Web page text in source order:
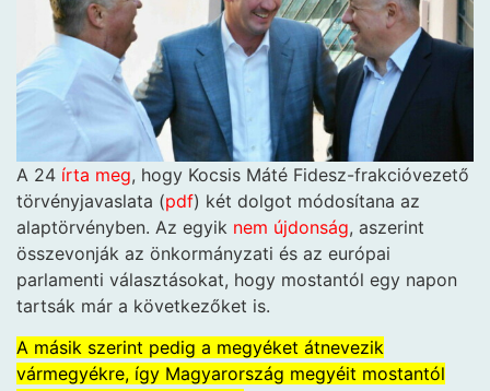
A 24 írta meg, hogy Kocsis Máté Fidesz-frakcióvezető
törvényjavaslata (pdf) két dolgot módosítana az
alaptörvényben. Az egyik nem újdonság, aszerint
összevonják az önkormányzati és az európai
parlamenti választásokat, hogy mostantól egy napon
tartsák már a következőket is.
A másik szerint pedig a megyéket átnevezik
vármegyékre, így Magyarország megyéit mostantól